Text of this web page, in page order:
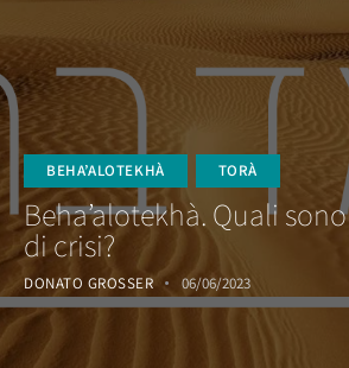
BEHA’ALOTEKHÀ TORÀ
Beha’alotekhà. Quali
di crisi?
DONATO GROSSER 06/06/2023